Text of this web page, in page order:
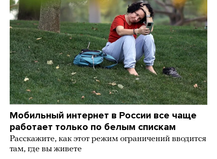
Мобильный интернет в России все чаще
работает только по белым спискам
Расскажите, как этот режим ограничений вводится
там, где вы живете